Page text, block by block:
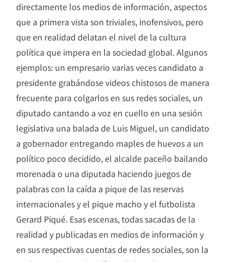
directamente los medios de información, aspectos
que a primera vista son triviales, inofensivos, pero
que en realidad delatan el nivel de la cultura
política que impera en la sociedad global. Algunos
ejemplos: un empresario varias veces candidato a
presidente grabándose videos chistosos de manera
frecuente para colgarlos en sus redes sociales, un
diputado cantando a voz en cuello en una sesión
legislativa una balada de Luis Miguel, un candidato
a gobernador entregando maples de huevos a un
político poco decidido, el alcalde paceño bailando
morenada o una diputada haciendo juegos de
palabras con la caída a pique de las reservas
internacionales y el pique macho y el futbolista
Gerard Piqué. Esas escenas, todas sacadas de la
realidad y publicadas en medios de información y
en sus respectivas cuentas de redes sociales, son la